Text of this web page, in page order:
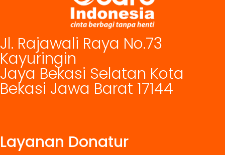
Jl. Rajawali Raya No.73
Kayuringin
Jaya Bekasi Selatan Kota
Bekasi Jawa Barat 17144
Layanan Donatur